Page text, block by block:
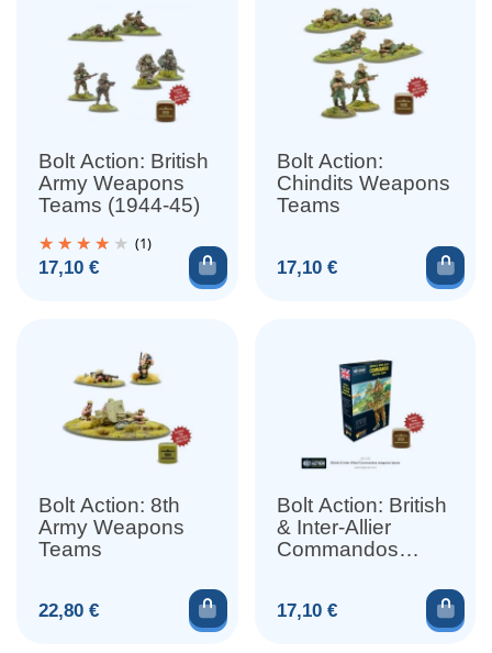
Bolt Action: British
Army Weapons
Teams (1944-45)
(1)
Prix
17,10 € Ajouter au panier
Bolt Action:
Chindits Weapons
Teams
Prix
17,10 €
Bolt Action: 8th
Army Weapons
Teams
Prix
22,80 € Ajouter au panier
Bolt Action: British
& Inter-Allier
Commandos
Prix
17,10 €